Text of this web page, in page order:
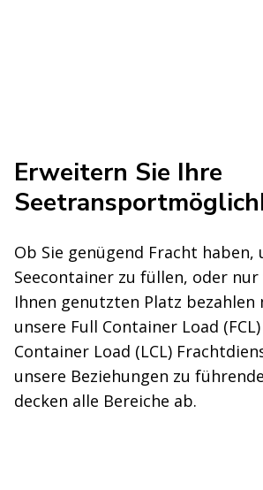
Erweitern Sie Ihre
Ob Sie genügend Fracht haben,
Seecontainer zu füllen, oder
Ihnen genutzten Platz bezahlen
unsere Full Container Load
Container Load (LCL)
unsere Beziehungen zu
decken alle Bereiche ab.